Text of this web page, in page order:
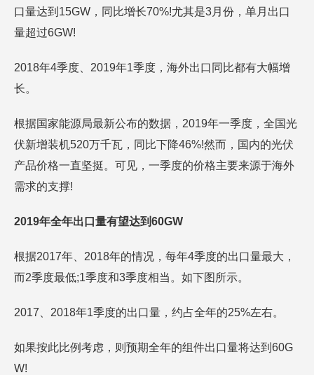
口量达到15GW，同比增长70%!尤其是3月份，单月出口
量超过6GW!
2018年4季度、2019年1季度，海外出口同比都有大幅增
长。
根据国家能源局最新公布的数据，2019年一季度，全国光
伏新增装机520万千瓦，同比下降46%!然而，国内的光伏
产品价格一直坚挺。可见，一季度的价格主要来源于海外
需求的支撑!
2019年全年出口量有望达到60GW
根据2017年、2018年的情况，每年4季度的出口量最大，
而2季度最低;1季度和3季度相当。如下图所示。
2017、2018年1季度的出口量，约占全年的25%左右。
如果按此比例考虑，则预期全年的组件出口量将达到60G
W!